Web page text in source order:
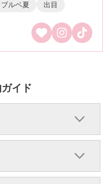
ブルベ夏 出目
イド